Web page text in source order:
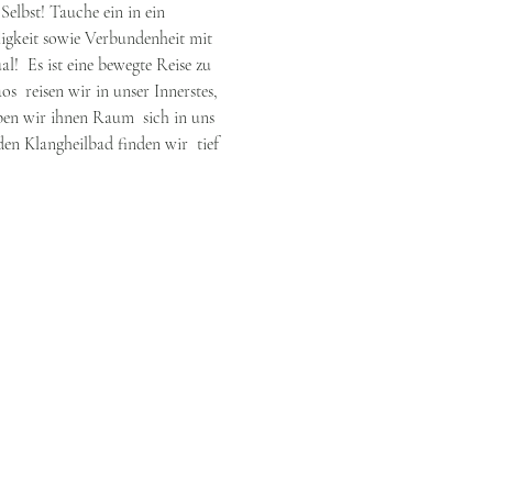
Tauche ein in ein
sowie Verbundenheit mit
Es ist eine bewegte Reise zu
reisen wir in unser Innerstes,
wir ihnen Raum  sich in uns
Klangheilbad finden wir  tief